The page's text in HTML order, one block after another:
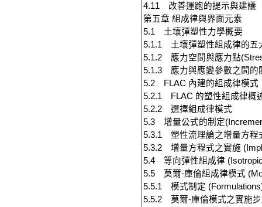
4.11 改善運跑的提示與建議
第五章 組成律與界面元素
5.1 土壤彈塑性力學概要
5.1.1 土壤彈塑性組成律的五
5.1.2 應力空間與應力點
5.1.3 應力與應變參數之間的
5.2 FLAC 內建的組成律模式
5.2.1 FLAC 的塑性組成律概
5.2.2 選擇組成律模式
5.3 增量公式的制定
5.3.1 塑性流理論之增量方程
5.3.2 增量方程式之實施
5.4 等向彈性組成律
5.5 莫爾-庫倫組成律模式
5.5.1 模式制定
5.5.2 莫爾-庫倫模式之實施步